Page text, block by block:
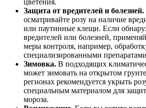
Защита от вредителей и болезней.
осматривайте розу на наличие
или паутинные клещи. Если
вредителей или болезней,
меры контроля, например,
специализированными
Зимовка. В подходящих
может зимовать на открытом
регионах рекомендуется укрыть
специальным материалом для
мороза.